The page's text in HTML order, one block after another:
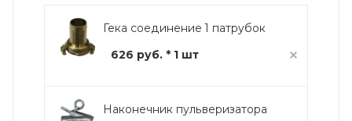
Гека соединение 1 патрубок
626 руб. * 1 шт
Наконечник пульверизатора